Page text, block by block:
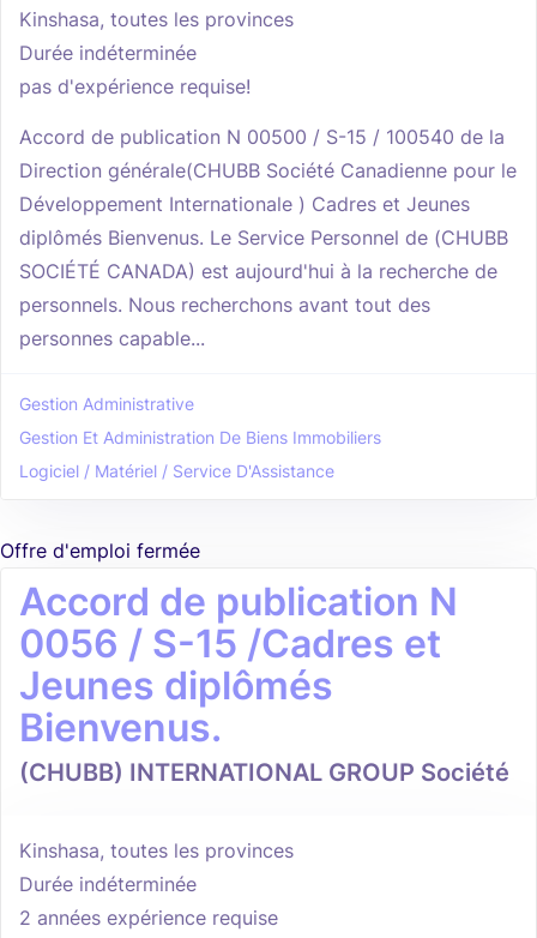
Kinshasa, toutes les provinces
Durée indéterminée
pas d'expérience requise!
Accord de publication N 00500 / S-15 / 100540 de la
Direction générale(CHUBB Société Canadienne pour le
Développement Internationale ) Cadres et Jeunes
diplômés Bienvenus. Le Service Personnel de (CHUBB
SOCIÉTÉ CANADA) est aujourd'hui à la recherche de
personnels. Nous recherchons avant tout des
personnes capable...
Gestion Administrative
Gestion Et Administration De Biens Immobiliers
Logiciel / Matériel / Service D'Assistance
Offre d'emploi fermée
Accord de publication N
0056 / S-15 /Cadres et
Jeunes diplômés
Bienvenus.
(CHUBB) INTERNATIONAL GROUP Société
Kinshasa, toutes les provinces
Durée indéterminée
2 années expérience requise